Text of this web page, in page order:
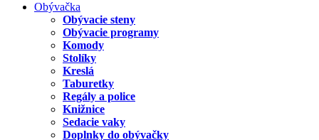
Obývačka
Obývacie steny
Obývacie programy
Komody
Stolíky
Kreslá
Taburetky
Regály a police
Knižnice
Sedacie vaky
Doplnky do obývačky